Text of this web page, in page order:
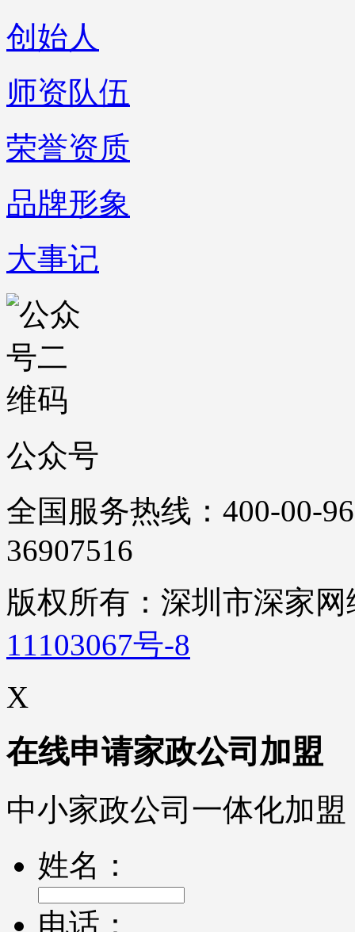
创始人
师资队伍
荣誉资质
品牌形象
大事记
公众号
全国服务热线：400-00-
36907516
版权所有：深圳市深家
11103067号-8
X
在线申请家政公司加盟
中小家政公司一体化加
姓名：
电话：